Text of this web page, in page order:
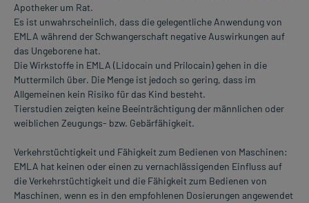
Apotheker um Rat.
Es ist unwahrscheinlich, dass die gelegentliche Anwendung von
EMLA während der Schwangerschaft negative Auswirkungen auf
das Ungeborene hat.
Die Wirkstoffe in EMLA (Lidocain und Prilocain) gehen in die
Muttermilch über. Die Menge ist jedoch so gering, dass im
Allgemeinen kein Risiko für das Kind besteht.
Tierstudien zeigten keine Beeinträchtigung der männlichen oder
weiblichen Zeugungs- bzw. Gebärfähigkeit.
Verkehrstüchtigkeit und Fähigkeit zum Bedienen von Maschinen:
EMLA hat keinen oder einen zu vernachlässigenden Einfluss auf
die Verkehrstüchtigkeit und die Fähigkeit zum Bedienen von
Maschinen, wenn es in den empfohlenen Dosierungen angewendet